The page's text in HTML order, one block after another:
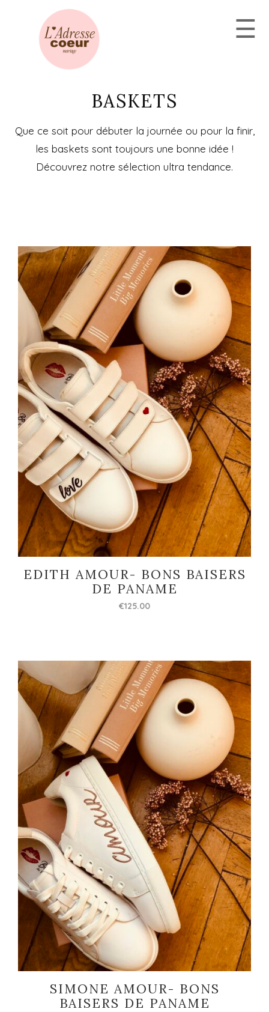
☰
BASKETS
Que ce soit pour débuter la journée ou pour la finir,
les baskets sont toujours une bonne idée !
Découvrez notre sélection ultra tendance.
EDITH AMOUR- BONS BAISERS
DE PANAME
€125.00
SIMONE AMOUR- BONS
BAISERS DE PANAME